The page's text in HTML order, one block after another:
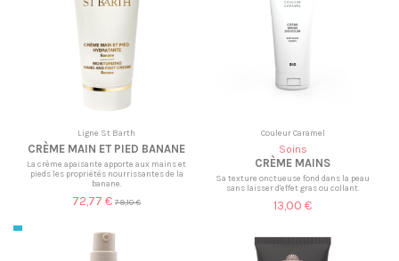
Ligne St Barth
CRÈME MAIN ET PIED BANANE
La crème apaisante apporte aux mains et
pieds les propriétés nourrissantes de la
banane.
72,77 € 79,10 €
Couleur Caramel
Soins
CRÈME MAINS
Sa texture onctueuse fond dans la peau
sans laisser d'effet gras ou collant.
13,00 €